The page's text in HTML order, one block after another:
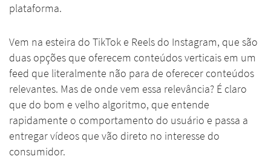
plataforma.
Vem na esteira do TikTok e Reels do Instagram, que são
duas opções que oferecem conteúdos verticais em um
feed que literalmente não para de oferecer conteúdos
relevantes. Mas de onde vem essa relevância? É claro
que do bom e velho algoritmo, que entende
rapidamente o comportamento do usuário e passa a
entregar vídeos que vão direto no interesse do
consumidor.